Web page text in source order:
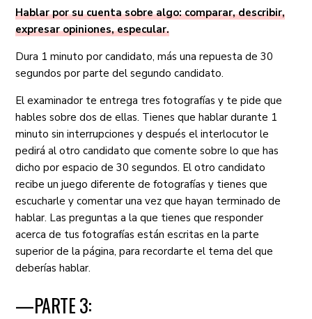
Hablar por su cuenta sobre algo: comparar, describir,
expresar opiniones, especular.
Dura 1 minuto por candidato, más una repuesta de 30
segundos por parte del segundo candidato.
El examinador te entrega tres fotografías y te pide que
hables sobre dos de ellas. Tienes que hablar durante 1
minuto sin interrupciones y después el interlocutor le
pedirá al otro candidato que comente sobre lo que has
dicho por espacio de 30 segundos. El otro candidato
recibe un juego diferente de fotografías y tienes que
escucharle y comentar una vez que hayan terminado de
hablar. Las preguntas a la que tienes que responder
acerca de tus fotografías están escritas en la parte
superior de la página, para recordarte el tema del que
deberías hablar.
—PARTE 3: